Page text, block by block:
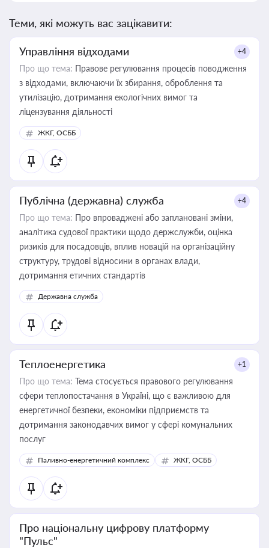
Теми, які можуть вас зацікавити:
Управління відходами +4
Про що тема: Правове регулювання процесів поводження
з відходами, включаючи їх збирання, оброблення та
утилізацію, дотримання екологічних вимог та
ліцензування діяльності
ЖКГ, ОСББ
Публічна (державна) служба +4
Про що тема: Про впроваджені або заплановані зміни,
аналітика судової практики щодо держслужби, оцінка
ризиків для посадовців, вплив новацій на організаційну
структуру, трудові відносини в органах влади,
дотримання етичних стандартів
Державна служба
Теплоенергетика +1
Про що тема: Тема стосується правового регулювання
сфери теплопостачання в Україні, що є важливою для
енергетичної безпеки, економіки підприємств та
дотримання законодавчих вимог у сфері комунальних
послуг
Паливно-енергетичний комплекс ЖКГ, ОСББ
Про національну цифрову платформу
"Пульс"